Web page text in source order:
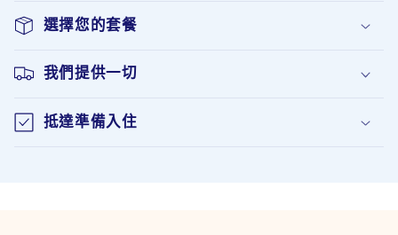
選擇您的套餐
我們提供一切
抵達準備入住